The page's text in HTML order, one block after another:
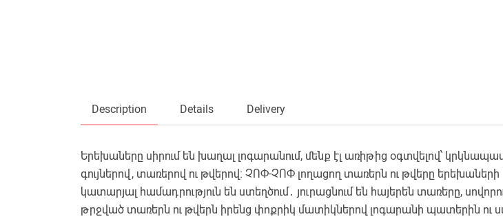
Description Details Delivery
Երեխաները սիրում են խաղալ լոգարանում, մենք էլ առիթից օգտվելով՝
գույներով, տառերով ու թվերով։ ՉՈՓ-ՉՈՓ լողացող տառերն ու թվերը երեխաների
կատարյալ համադրություն են ստեղծում․ յուրացնում են հայերեն տառերը,
թրջված տառերն ու թվերն իրենց փոքրիկ մատիկներով լոգարանի պատերին ու